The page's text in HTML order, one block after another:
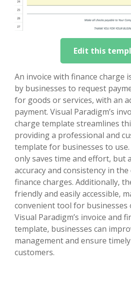
Edit this
An invoice with finance charge
by businesses to request
for goods or services, with an
payment. Visual Paradigm’s
charge template streamlines
providing a professional and
template for businesses to
only saves time and effort, but
accuracy and consistency in
finance charges. Additionally,
friendly and easily accessible,
convenient tool for businesses
Visual Paradigm’s invoice and
template, businesses can
management and ensure
customers.